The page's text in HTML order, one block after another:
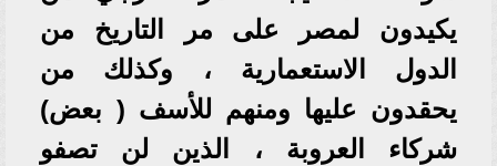
يكيدون لمصر على مر التاريخ من
الدول الاستعمارية ، وكذلك من
يحقدون عليها ومنهم للأسف ( بعض)
شركاء العروبة ، الذين لن تصفو